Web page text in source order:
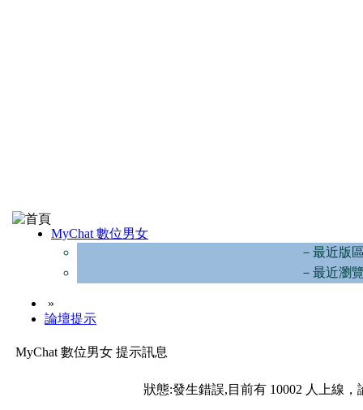
MyChat 數位男女
－最近版
－最近瀏
»
論壇提示
MyChat 數位男女 提示訊息
狀態:發生錯誤,目前有 10002 人上線